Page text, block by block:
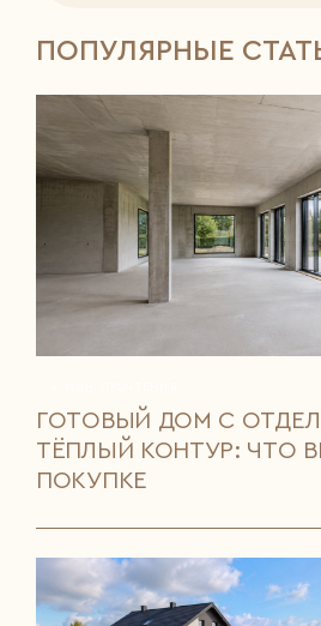
ПОПУЛЯРНЫЕ
ГОТОВЫЙ ДОМ С
ТЁПЛЫЙ КОНТУР: ЧТО
ПОКУПКЕ